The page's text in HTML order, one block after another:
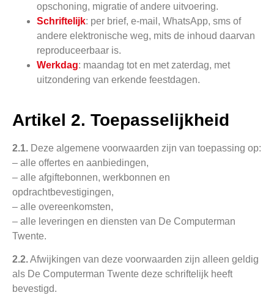
opschoning, migratie of andere uitvoering.
Schriftelijk: per brief, e-mail, WhatsApp, sms of
andere elektronische weg, mits de inhoud daarvan
reproduceerbaar is.
Werkdag: maandag tot en met zaterdag, met
uitzondering van erkende feestdagen.
Artikel 2. Toepasselijkheid
2.1. Deze algemene voorwaarden zijn van toepassing op:
– alle offertes en aanbiedingen,
– alle afgiftebonnen, werkbonnen en
opdrachtbevestigingen,
– alle overeenkomsten,
– alle leveringen en diensten van De Computerman
Twente.
2.2.Afwijkingen van deze voorwaarden zijn alleen geldig
als De Computerman Twente deze schriftelijk heeft
bevestigd.